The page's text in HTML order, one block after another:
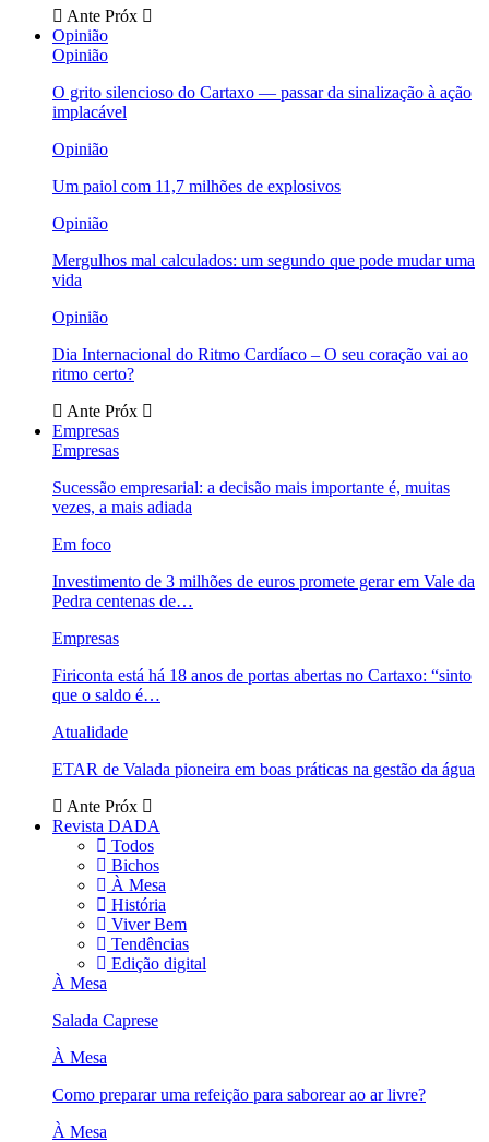
Ante Próx
Opinião
Opinião
O grito silencioso do Cartaxo — passar da sinalização à ação
implacável
Opinião
Um paiol com 11,7 milhões de explosivos
Opinião
Mergulhos mal calculados: um segundo que pode mudar uma
vida
Opinião
Dia Internacional do Ritmo Cardíaco – O seu coração vai ao
ritmo certo?
Ante Próx
Empresas
Empresas
Sucessão empresarial: a decisão mais importante é, muitas
vezes, a mais adiada
Em foco
Investimento de 3 milhões de euros promete gerar em Vale da
Pedra centenas de…
Empresas
Firiconta está há 18 anos de portas abertas no Cartaxo: “sinto
que o saldo é…
Atualidade
ETAR de Valada pioneira em boas práticas na gestão da água
Ante Próx
Revista DADA
Todos
Bichos
À Mesa
História
Viver Bem
Tendências
Edição digital
À Mesa
Salada Caprese
À Mesa
Como preparar uma refeição para saborear ao ar livre?
À Mesa